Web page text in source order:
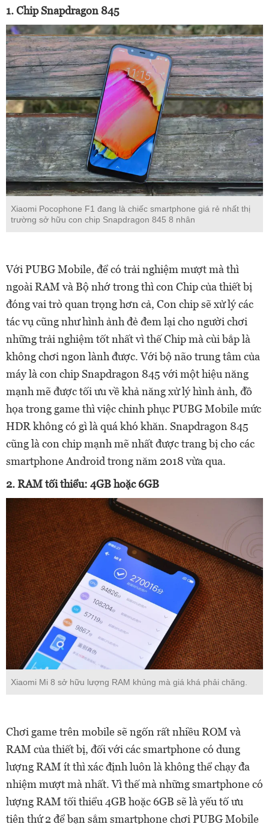
1. Chip Snapdragon 845
Xiaomi Pocophone F1 đang là chiếc smartphone giá rẻ nhất thị
trường sở hữu con chip Snapdragon 845 8 nhân
Với PUBG Mobile, để có trải nghiệm mượt mà thì
ngoài RAM và Bộ nhớ trong thì con Chip của thiết bị
đóng vai trò quan trọng hơn cả, Con chip sẽ xử lý các
tác vụ cũng như hình ảnh đẻ đem lại cho người chơi
những trải nghiệm tốt nhất vì thế Chip mà cùi bắp là
không chơi ngon lành được. Với bộ não trung tâm của
máy là con chip Snapdragon 845 với một hiệu năng
mạnh mẽ được tối ưu về khả năng xử lý hình ảnh, đồ
họa trong game thì việc chinh phục PUBG Mobile mức
HDR không có gì là quá khó khăn. Snapdragon 845
cũng là con chip mạnh mẽ nhất được trang bị cho các
smartphone Android trong năm 2018 vừa qua.
2. RAM tối thiểu: 4GB hoặc 6GB
Xiaomi Mi 8 sở hữu lượng RAM khủng mà giá khá phải chăng.
Chơi game trên mobile sẽ ngốn rất nhiều ROM và
RAM của thiết bị, đối với các smartphone có dung
lượng RAM ít thì xác định luôn là không thể chạy đa
nhiệm mượt mà nhất. Vì thế mà những smartphone có
lượng RAM tối thiểu 4GB hoặc 6GB sẽ là yếu tố ưu
tiên thứ 2 để bạn sắm smartphone chơi PUBG Mobile